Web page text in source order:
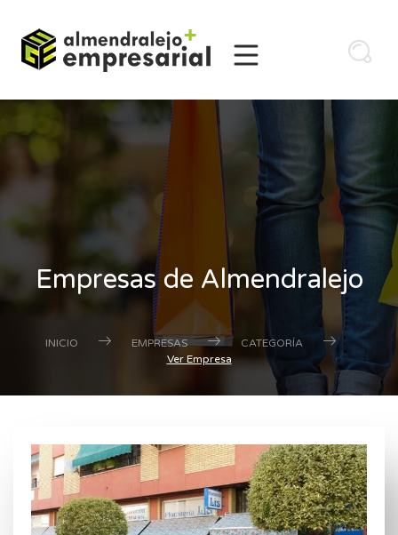
Empresas de Almendralejo
INICIO EMPRESAS
CATEGORÍA
Ver Empresa